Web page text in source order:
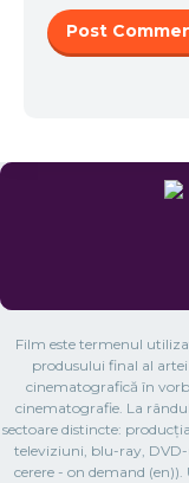
Film este termenul
produsului final al
cinematografică în
cinematografie. La
sectoare distincte:
televiziuni, blu-ray,
cerere - on demand